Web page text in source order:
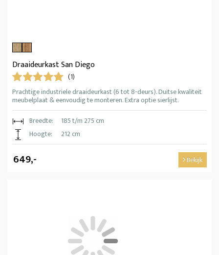
Draaideurkast San Diego
(1)
Prachtige industriele draaideurkast (6 tot 8-deurs). Duitse kwaliteit
meubelplaat & eenvoudig te monteren. Extra optie sierlijst.
Breedte:
185 t/m 275 cm
Hoogte:
212 cm
649,- Bekijk